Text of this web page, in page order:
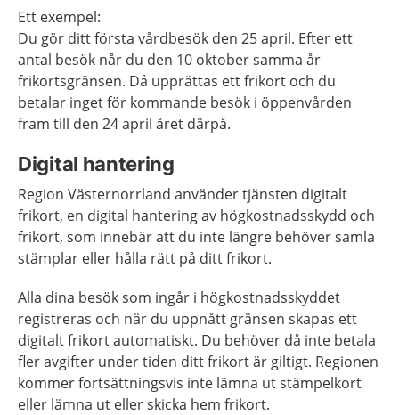
Ett exempel:
Du gör ditt första vårdbesök den 25 april. Efter ett
antal besök når du den 10 oktober samma år
frikortsgränsen. Då upprättas ett frikort och du
betalar inget för kommande besök i öppenvården
fram till den 24 april året därpå.
Digital hantering
Region Västernorrland använder tjänsten digitalt
frikort, en digital hantering av högkostnadsskydd och
frikort, som innebär att du inte längre behöver samla
stämplar eller hålla rätt på ditt frikort.
Alla dina besök som ingår i högkostnadsskyddet
registreras och när du uppnått gränsen skapas ett
digitalt frikort automatiskt. Du behöver då inte betala
fler avgifter under tiden ditt frikort är giltigt. Regionen
kommer fortsättningsvis inte lämna ut stämpelkort
eller lämna ut eller skicka hem frikort.